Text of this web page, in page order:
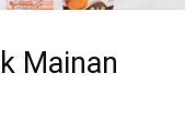
Mainan